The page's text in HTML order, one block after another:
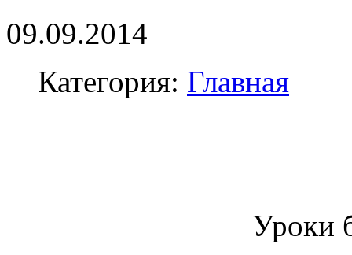
09.09.2014
Категория: Главная
Уроки